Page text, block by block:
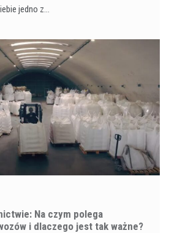
jedno z…
Na czym polega
i dlaczego jest tak ważne?